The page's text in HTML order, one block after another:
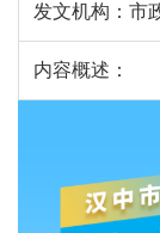
发文机构： 市
内容概述：